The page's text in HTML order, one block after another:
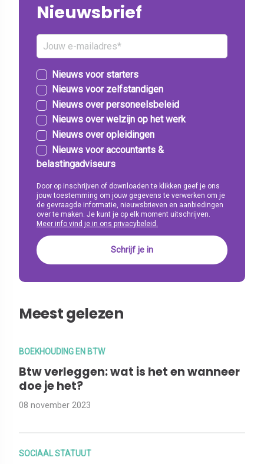
Nieuwsbrief
Nieuws voor starters
Nieuws voor zelfstandigen
Nieuws over personeelsbeleid
Nieuws over welzijn op het werk
Nieuws over opleidingen
Nieuws voor accountants &
belastingadviseurs
Door op inschrijven of downloaden te klikken geef je ons
jouw toestemming om jouw gegevens te verwerken om je
de gevraagde informatie, nieuwsbrieven en aanbiedingen
over te maken. Je kunt je op elk moment uitschrijven.
Meer info vind je in ons privacybeleid.
Meest gelezen
BOEKHOUDING EN BTW
Btw verleggen: wat is het en wanneer
doe je het?
08 november 2023
SOCIAAL STATUUT